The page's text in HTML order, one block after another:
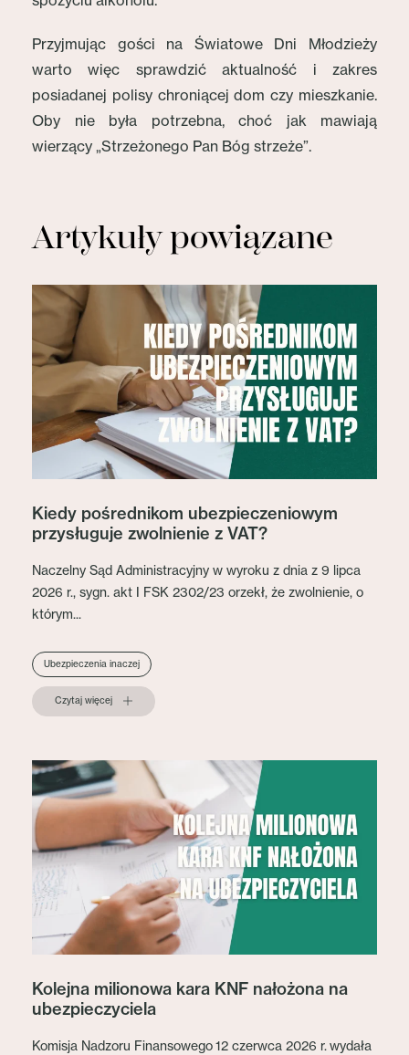
Przyjmując gości na Światowe Dni Młodzieży
warto więc sprawdzić aktualność i zakres
posiadanej polisy chroniącej dom czy mieszkanie.
Oby nie była potrzebna, choć jak mawiają
wierzący „Strzeżonego Pan Bóg strzeże”.
Artykuły powiązane
Kiedy pośrednikom ubezpieczeniowym
przysługuje zwolnienie z VAT?
Naczelny Sąd Administracyjny w wyroku z dnia z 9 lipca
2026 r., sygn. akt I FSK 2302/23 orzekł, że zwolnienie, o
którym...
Ubezpieczenia inaczej
Czytaj więcej
Kolejna milionowa kara KNF nałożona na
ubezpieczyciela
Komisja Nadzoru Finansowego 12 czerwca 2026 r. wydała